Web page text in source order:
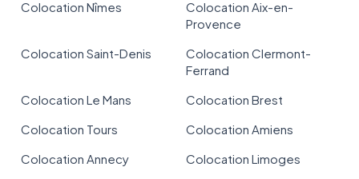
Colocation Nîmes
Colocation Aix-en-
Provence
Colocation Saint-Denis
Colocation Clermont-
Ferrand
Colocation Le Mans
Colocation Brest
Colocation Tours
Colocation Amiens
Colocation Annecy
Colocation Limoges